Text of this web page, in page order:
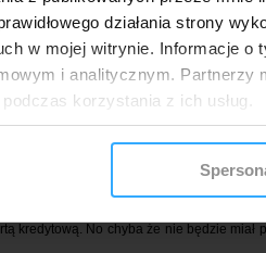
działania strony
w mojej witrynie. Informacje
i analitycznym.
korzystania z ich usług.
wspomnianą promocję do wszystkich
z zewnątrz banku zwróci się po prezent -
kredytową. No chyba że nie będzie miał